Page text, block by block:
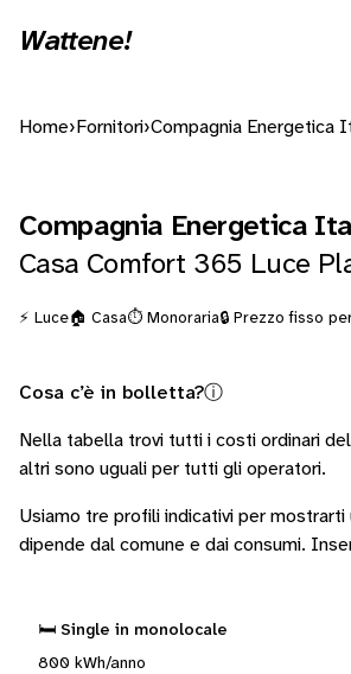
Wattene!
Home› Fornitori›Compagnia Energetica
Compagnia Energetica
Casa Comfort 365 Luce
⚡ Luce🏠 Casa⏱️ Monoraria🔒 Prezzo fisso
Cosa c’è in bolletta?ⓘ
Nella tabella trovi tutti i costi ordinari
altri sono uguali per tutti gli operatori.
Usiamo tre profili indicativi per
dipende dal comune e dai consumi.
🛏️ Single in monolocale
800 kWh/anno